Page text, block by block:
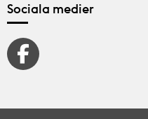
Sociala medier